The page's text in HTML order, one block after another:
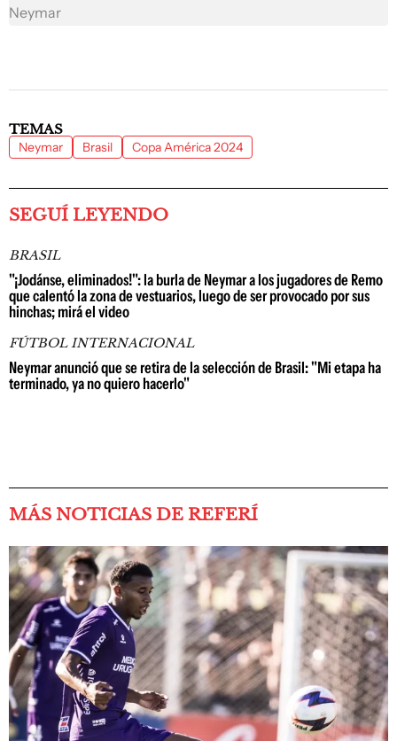
Neymar
TEMAS
Neymar Brasil Copa América 2024
SEGUÍ LEYENDO
BRASIL
"¡Jodánse, eliminados!": la burla de Neymar a los jugadores de Remo
que calentó la zona de vestuarios, luego de ser provocado por sus
hinchas; mirá el video
FÚTBOL INTERNACIONAL
Neymar anunció que se retira de la selección de Brasil: "Mi etapa ha
terminado, ya no quiero hacerlo"
MÁS NOTICIAS DE REFERÍ